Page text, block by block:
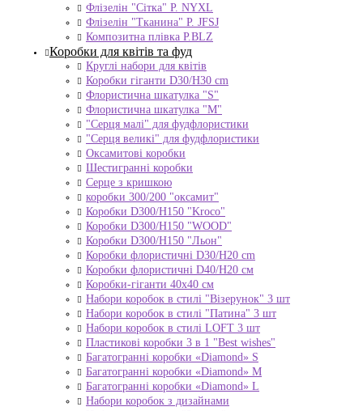
Флізелін "Сітка" P. NYXL
Флізелін "Тканина" P. JFSJ
Композитна плівка Р.BLZ
Коробки для квітів та фуд
Круглі набори для квітів
Коробки гіганти D30/H30 cm
Флористична шкатулка "S"
Флористична шкатулка "М"
"Серця малі" для фудфлористики
"Серця великі" для фудфлористики
Оксамитові коробки
Шестигранні коробки
Серце з кришкою
коробки 300/200 "оксамит"
Коробки D300/H150 "Kroco"
Коробки D300/H150 "WOOD"
Коробки D300/H150 "Льон"
Коробки флористичні D30/H20 cm
Коробки флористичні D40/H20 cм
Коробки-гіганти 40x40 см
Набори коробок в стилі "Візерунок" 3 шт
Набори коробок в стилі "Патина" 3 шт
Набори коробок в стилі LOFT 3 шт
Пластикові коробки 3 в 1 "Best wishes"
Багатогранні коробки «Diamond» S
Багатогранні коробки «Diamond» M
Багатогранні коробки «Diamond» L
Набори коробок з дизайнами